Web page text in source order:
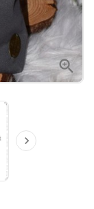

